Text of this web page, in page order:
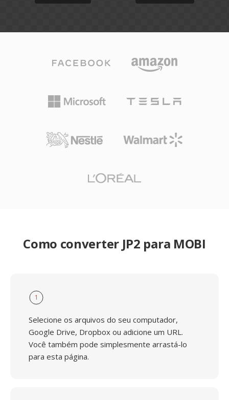
Como converter JP2 para MOBI
1
Selecione os arquivos do seu computador,
Google Drive, Dropbox ou adicione um URL.
Você também pode simplesmente arrastá-lo
para esta página.